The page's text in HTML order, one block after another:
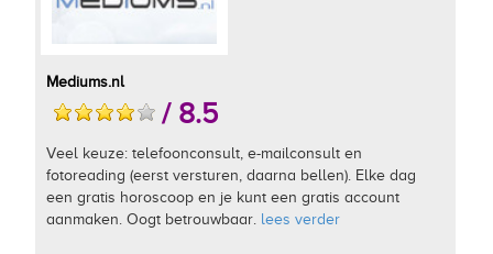
Mediums.nl
/ 8.5
Veel keuze: telefoonconsult, e-mailconsult en
fotoreading (eerst versturen, daarna bellen). Elke dag
een gratis horoscoop en je kunt een gratis account
aanmaken. Oogt betrouwbaar. lees verder